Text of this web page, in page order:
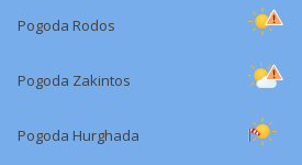
Pogoda Rodos
Pogoda Zakintos
Pogoda Hurghada